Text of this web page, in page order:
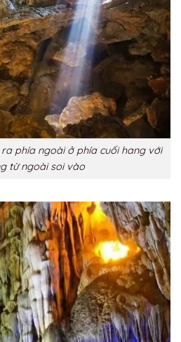
phía ngoài ở phía cuối hang với
từ ngoài soi vào